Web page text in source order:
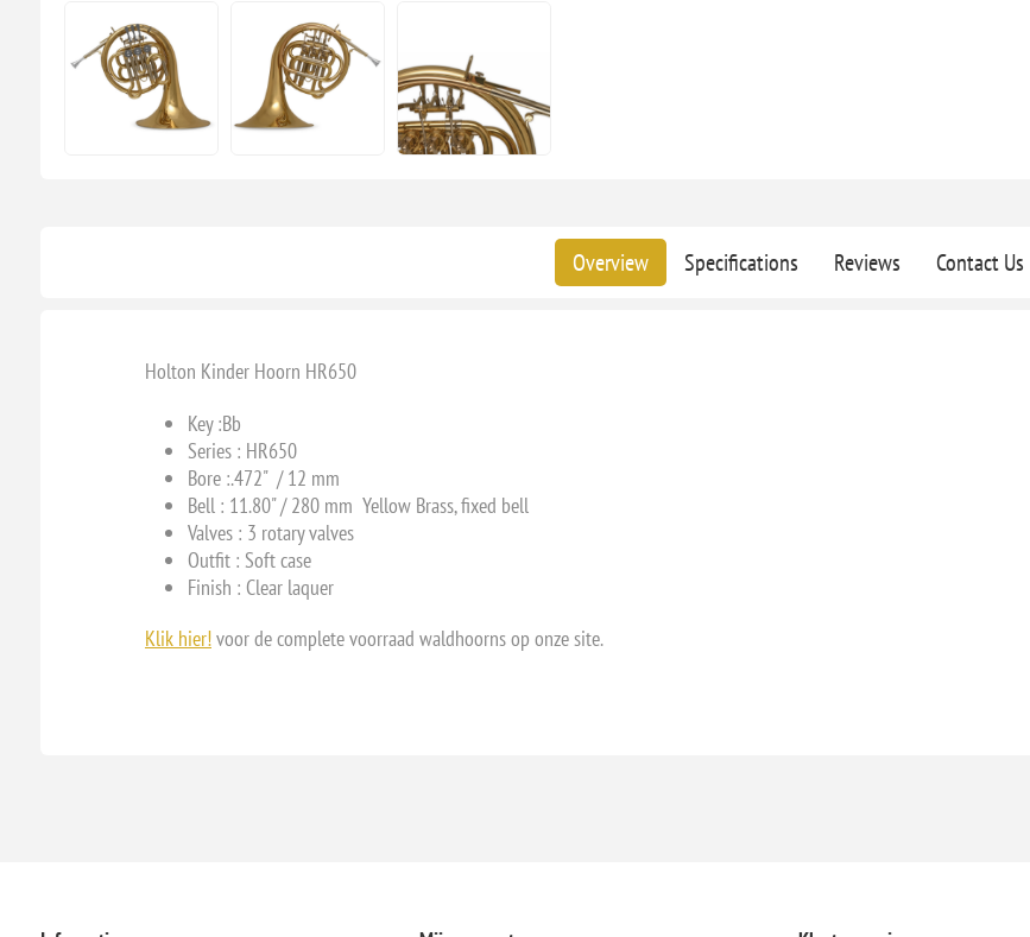
Overview Specifications Reviews Contact Us
Holton Kinder Hoorn HR650
Key :Bb
Series : HR650
Bore :.472" / 12 mm
Bell : 11.80" / 280 mm Yellow Brass, fixed bell
Valves : 3 rotary valves
Outfit : Soft case
Finish : Clear laquer
Klik hier!voor de complete voorraad waldhoorns op onze site.